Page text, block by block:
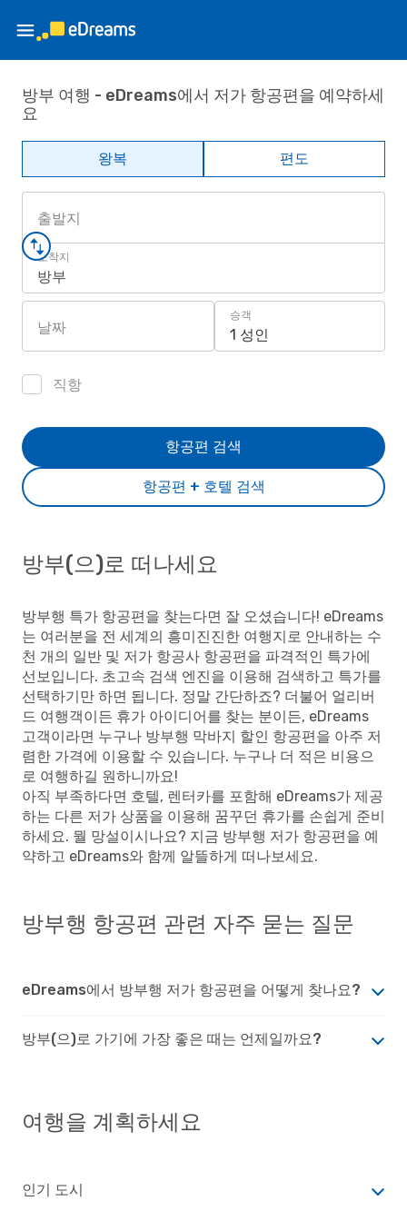
방부 여행 - eDreams에서 저가 항공편을 예약하세
요
왕복 편도
출발지
도착지
방부
날짜
승객
1 성인
직항
항공편 + 호텔 검색
항공편 검색
방부(으)로 떠나세요
방부행 특가 항공편을 찾는다면 잘 오셨습니다! eDreams
는 여러분을 전 세계의 흥미진진한 여행지로 안내하는 수
천 개의 일반 및 저가 항공사 항공편을 파격적인 특가에
선보입니다. 초고속 검색 엔진을 이용해 검색하고 특가를
선택하기만 하면 됩니다. 정말 간단하죠? 더불어 얼리버
드 여행객이든 휴가 아이디어를 찾는 분이든, eDreams
고객이라면 누구나 방부행 막바지 할인 항공편을 아주 저
렴한 가격에 이용할 수 있습니다. 누구나 더 적은 비용으
로 여행하길 원하니까요!
아직 부족하다면 호텔, 렌터카를 포함해 eDreams가 제공
하는 다른 저가 상품을 이용해 꿈꾸던 휴가를 손쉽게 준비
하세요. 뭘 망설이시나요? 지금 방부행 저가 항공편을 예
약하고 eDreams와 함께 알뜰하게 떠나보세요.
방부행 항공편 관련 자주 묻는 질문
eDreams에서 방부행 저가 항공편을 어떻게 찾나요?
방부(으)로 가기에 가장 좋은 때는 언제일까요?
여행을 계획하세요
인기 도시